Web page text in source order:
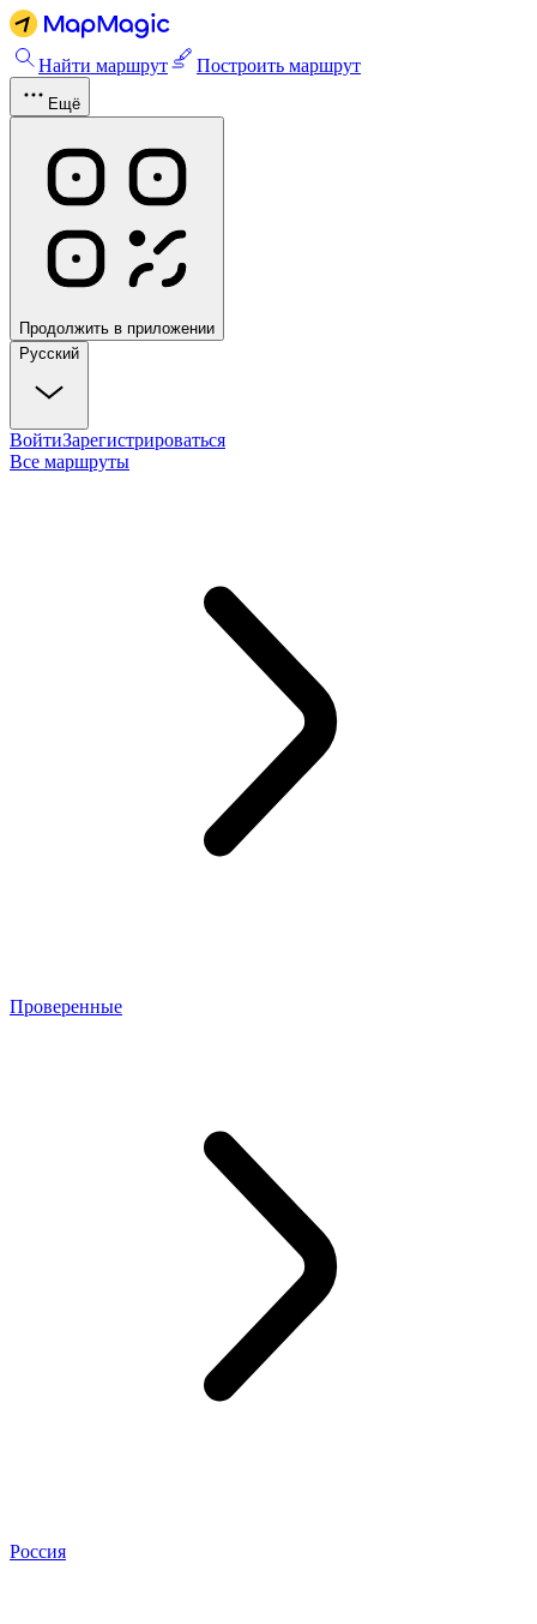
Найти маршрут Построить маршрут
Ещё
Продолжить в приложении
Русский
ВойтиЗарегистрироваться
Все маршруты
Проверенные
Россия